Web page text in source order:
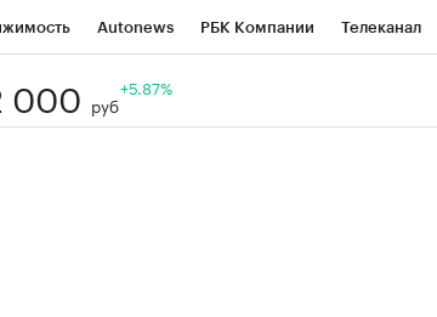
Autonews РБК Компании Телеканал
Визионеры
000 руб
+5.87%